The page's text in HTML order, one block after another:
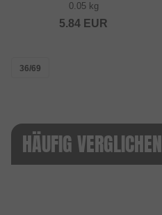
0.05 kg
5.84 EUR
36/69
HÄUFIG VERGLICHEN